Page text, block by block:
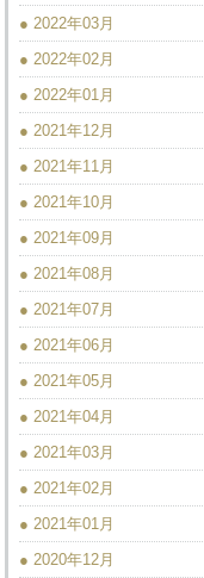
● 2022年03月
● 2022年02月
● 2022年01月
● 2021年12月
● 2021年11月
● 2021年10月
● 2021年09月
● 2021年08月
● 2021年07月
● 2021年06月
● 2021年05月
● 2021年04月
● 2021年03月
● 2021年02月
● 2021年01月
● 2020年12月